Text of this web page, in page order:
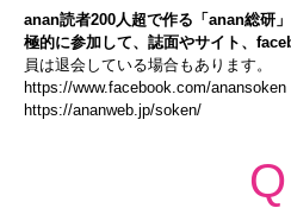
anan読者200人超で作る「anan総研
極的に参加して、誌面やサイト、
員は退会している場合もあります。
https://www.facebook.com/anansoken
https://ananweb.jp/soken/
Q